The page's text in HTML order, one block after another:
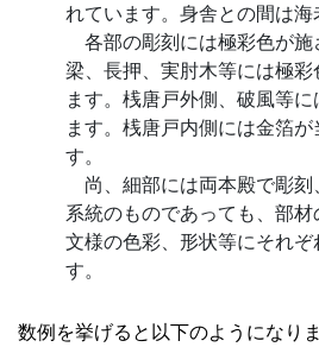
れています。身舎との間は海
各部の彫刻には極彩色が施
梁、長押、実肘木等には極
ます。桟唐戸外側、破風等
ます。桟唐戸内側には金箔
す。
尚、細部には両本殿で彫刻
系統のものであっても、部材
文様の色彩、形状等にそれぞ
す。
数例を挙げると以下のようになりま